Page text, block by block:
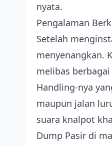
nyata.
Pengalaman
Setelah
menyenangkan.
melibas
Handling-nya
maupun jalan
suara knalpot
Dump Pasir di